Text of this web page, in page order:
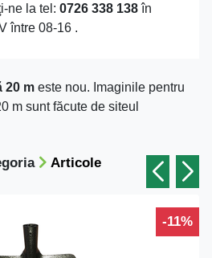
ne la tel: 0726 338 138în
între 08-16 .
20 m este nou. Imaginile pentru
m sunt făcute de siteul
Articole
-11%